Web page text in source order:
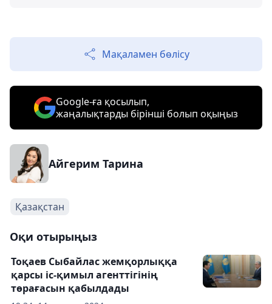
Мақаламен бөлісу
Google-ға қосылып,
жаңалықтарды бірінші болып оқыңыз
Айгерим Тарина
Қазақстан
Оқи отырыңыз
Тоқаев Сыбайлас жемқорлыққа
қарсы іс-қимыл агенттігінің
төрағасын қабылдады